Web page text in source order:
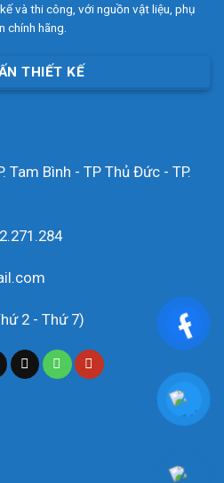
và thi công, với nguồn vật liệu, phụ
chính hãng.
THIẾT KẾ
Tam Bình - TP Thủ Đức - TP.
2 - Thứ 7)